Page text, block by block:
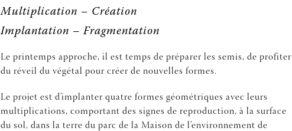
Multiplication – Création
Implantation – Fragmentation
Le printemps approche, il est temps de préparer les semis, de profiter
du réveil du végétal pour créer de nouvelles formes.
Le projet est d’implanter quatre formes géométriques avec leurs
multiplications, comportant des signes de reproduction, à la surface
du sol, dans la terre du parc de la Maison de l’environnement de